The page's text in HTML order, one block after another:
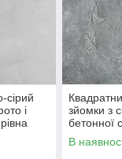
сірий
і
зйомки з
бетонної
60x60 см
В